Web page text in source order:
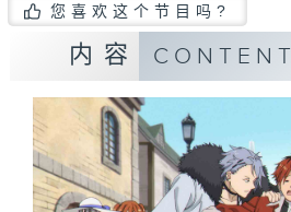
您喜欢这个节目吗?
内容 CONTENT